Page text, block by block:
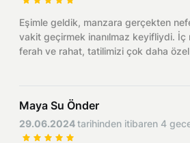
Eşimle geldik, manzara gerçekten
vakit geçirmek inanılmaz keyifliydi. İç
ferah ve rahat, tatilimizi çok daha özel
Maya Su Önder
29.06.2024tarihinden itibaren 4